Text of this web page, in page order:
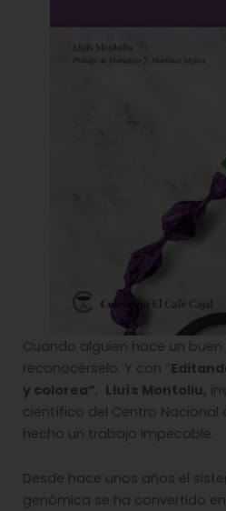
Cuando alguien hace un
reconocérselo. Y con “
y colorea”, Lluís Montoliu,
científico del Centro Nacional
hecho un trabajo impecable.
Desde hace unos años el
genómica se ha convertido